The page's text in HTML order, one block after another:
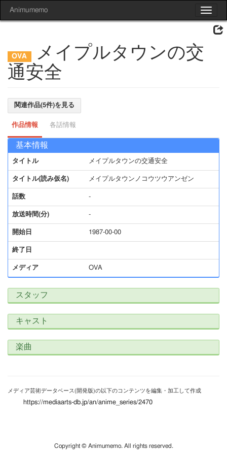
Toggle
Animumemo
メイプルタウンの交
通安全
関連作品(5件)を見る
作品情報 各話情報
基本情報
タイトル メイプルタウンの交通安全
タイトル(読み仮名) メイプルタウンノコウツウアンゼン
話数 -
放送時間(分) -
開始日 1987-00-00
終了日
メディア OVA
スタッフ
キャスト
楽曲
メディア芸術データベース(開発版)の以下のコンテンツを編集・加工して作成
https://mediaarts-db.jp/an/anime_series/2470
Copyright © Animumemo. All rights reserved.